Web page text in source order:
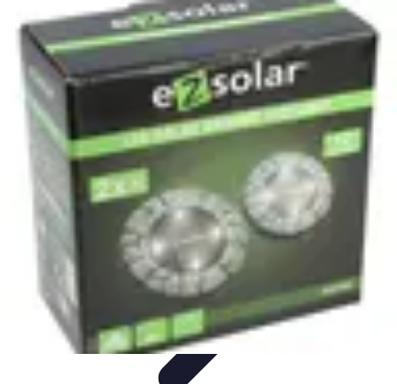
Conseils Jardinage
Entretien et AménagementEntretien des Plantes
jardinEntretien du JardinConseils Pratiques
Conseils Jardinage